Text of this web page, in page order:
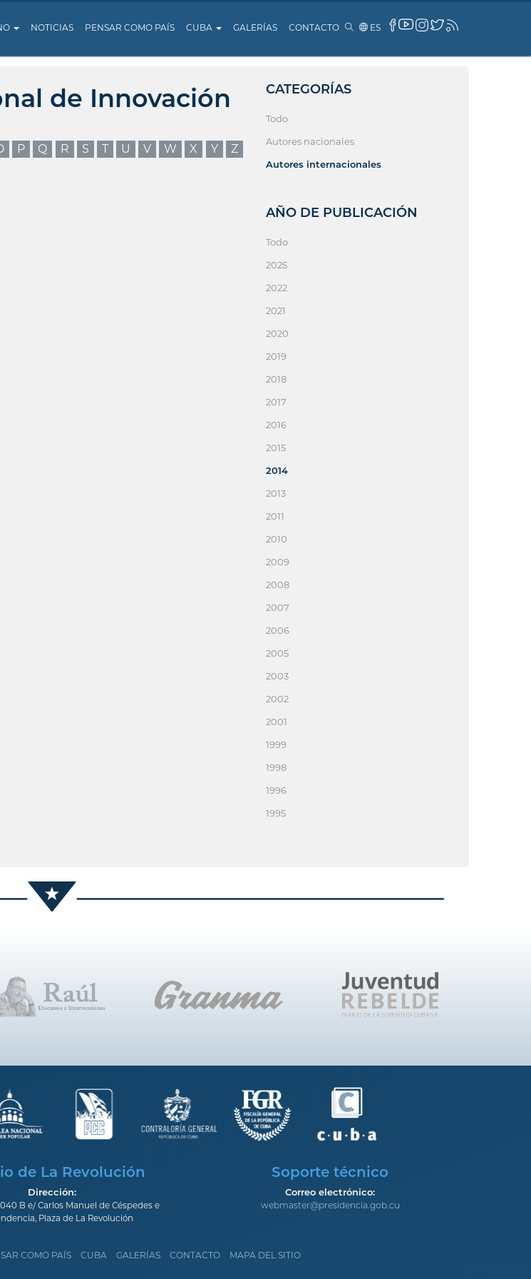
NOTICIAS PENSAR COMO PAÍS CUBA GALERÍAS CONTACTO ES
de Innovación
P Q R S T U V W X Y Z
CATEGORÍAS
Todo
Autores nacionales
Autores internacionales
AÑO DE PUBLICACIÓN
Todo
2025
2022
2021
2020
2019
2018
2017
2016
2015
2014
2013
2011
2010
2009
2008
2007
2006
2005
2003
2002
2001
1999
1998
1996
1995
de La Revolución
Dirección:
B e/ Carlos Manuel de Céspedes e
Plaza de La Revolución
Soporte técnico
Correo electrónico:
webmaster@presidencia.gob.cu
COMO PAÍS CUBA GALERÍAS CONTACTO MAPA DEL SITIO